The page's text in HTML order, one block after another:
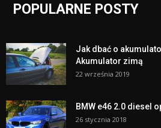
POPULARNE POSTY
Jak dbać o
Akumulator zimą
22 września 2019
BMW e46 2.0 diesel
26 stycznia 2018